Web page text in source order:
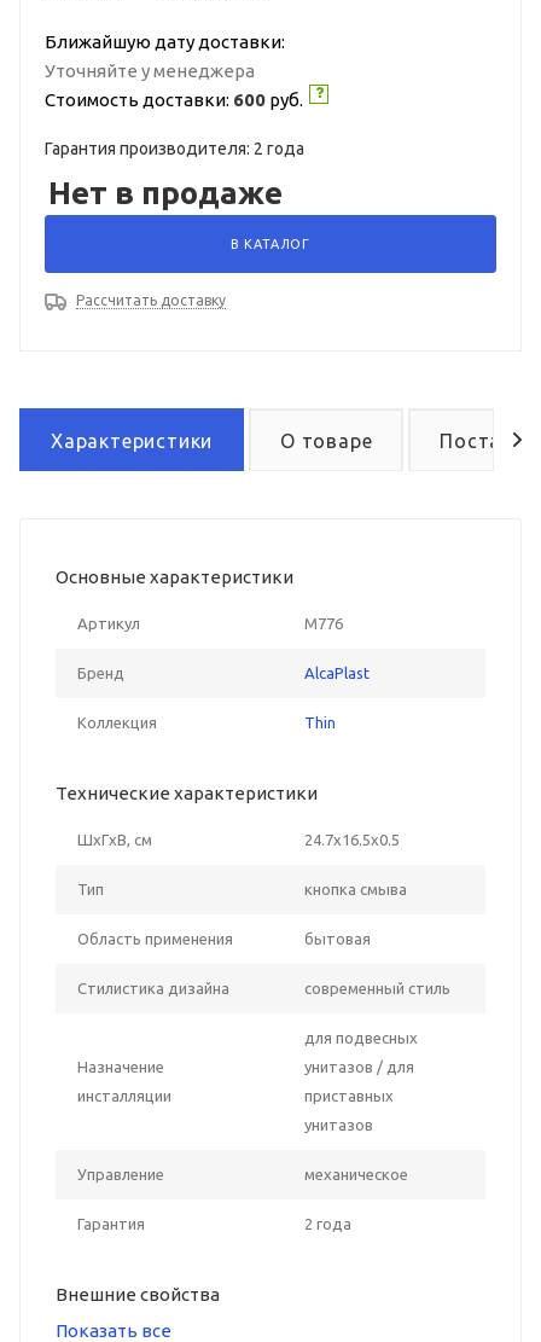
Ближайшую дату доставки:
Уточняйте у менеджера
Стоимость доставки: 600 руб.
Гарантия производителя: 2 года
Нет в продаже
В КАТАЛОГ
Рассчитать доставку
Характеристики О товаре Поставка
Основные характеристики
Артикул M776
Бренд AlcaPlast
Коллекция Thin
Технические характеристики
ШxГxВ, см 24.7x16.5x0.5
Тип кнопка смыва
Область применения бытовая
Стилистика дизайна современный стиль
Назначение
инсталляции
для подвесных
унитазов / для
приставных
унитазов
Управление механическое
Гарантия 2 года
Внешние свойства
Показать все